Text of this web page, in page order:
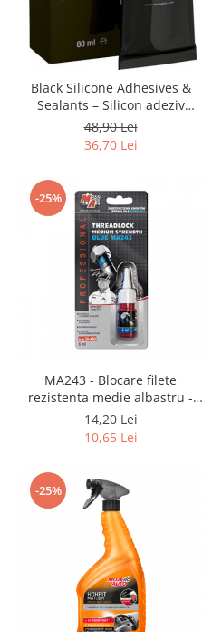
Black Silicone Adhesives &
Sealants – Silicon adeziv
etansant negru - tub 80 ml
48,90 Lei
36,70 Lei
-25%
MA243 - Blocare filete
rezistenta medie albastru -
blister 6 ml
14,20 Lei
10,65 Lei
-25%